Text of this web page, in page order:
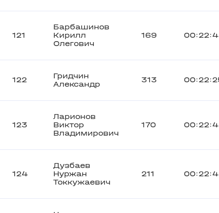
121
Барбашинов
Кирилл
Олегович
169
122
Гридчин
Александр
313
123
Ларионов
Виктор
Владимирович
170
124
Дузбаев
Нуржан
Токкужаевич
211